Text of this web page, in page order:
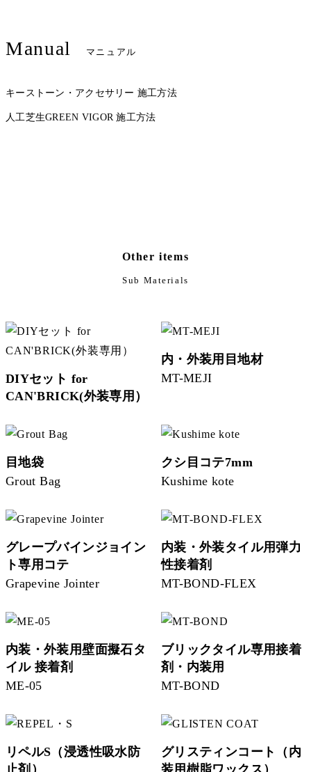
Manual マニュアル
キーストーン・アクセサリー 施工方法
人工芝生GREEN VIGOR 施工方法
Other items
Sub Materials
DIYセット for
CAN'BRICK(外装専用）
内・外装用目地材
MT-MEJI
目地袋
Grout Bag
クシ目コテ7mm
Kushime kote
グレープバインジョイン
ト専用コテ
Grapevine Jointer
内装・外装タイル用弾力
性接着剤
MT-BOND-FLEX
内装・外装用壁面擬石タ
イル 接着剤
ME-05
ブリックタイル専用接着
剤・内装用
MT-BOND
リペルS（浸透性吸水防
グリスティンコート（内